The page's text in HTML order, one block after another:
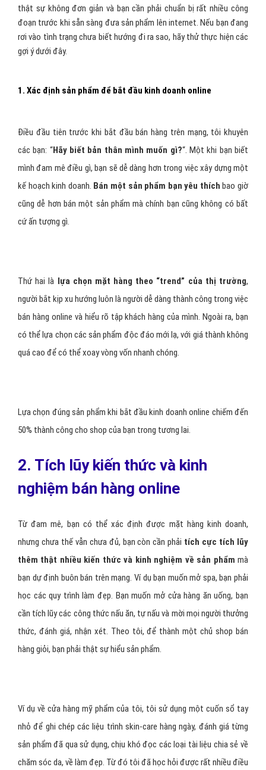
thật sự không đơn giản và bạn cần phải chuẩn bị rất nhiều công
đoạn trước khi sẵn sàng đưa sản phẩm lên internet. Nếu bạn đang
rơi vào tình trạng chưa biết hướng đi ra sao, hãy thử thực hiện các
gợi ý dưới đây.
1. Xác định sản phẩm để bắt đầu kinh doanh online
Điều đầu tiên trước khi bắt đầu bán hàng trên mạng, tôi khuyên
các bạn: “Hãy biết bản thân mình muốn gì?“. Một khi bạn biết
mình đam mê điều gì, bạn sẽ dễ dàng hơn trong việc xây dựng một
kế hoạch kinh doanh. Bán một sản phẩm bạn yêu thích bao giờ
cũng dễ hơn bán một sản phẩm mà chính bạn cũng không có bất
cứ ấn tượng gì.
Thứ hai là lựa chọn mặt hàng theo “trend” của thị trường,
người bắt kịp xu hướng luôn là người dễ dàng thành công trong việc
bán hàng online và hiểu rõ tập khách hàng của mình. Ngoài ra, bạn
có thể lựa chọn các sản phẩm độc đáo mới lạ, với giá thành không
quá cao để có thể xoay vòng vốn nhanh chóng.
Lựa chọn đúng sản phẩm khi bắt đầu kinh doanh online chiếm đến
50% thành công cho shop của bạn trong tương lai.
2. Tích lũy kiến thức và kinh
nghiệm bán hàng online
Từ đam mê, bạn có thể xác định được mặt hàng kinh doanh,
nhưng chưa thế vẫn chưa đủ, bạn còn cần phải tích cực tích lũy
thêm thật nhiều kiến thức và kinh nghiệm về sản phẩm mà
bạn dự định buôn bán trên mạng. Ví dụ bạn muốn mở spa, bạn phải
học các quy trình làm đẹp. Bạn muốn mở cửa hàng ăn uống, bạn
cần tích lũy các công thức nấu ăn, tự nấu và mời mọi người thưởng
thức, đánh giá, nhận xét. Theo tôi, để thành một chủ shop bán
hàng giỏi, bạn phải thật sự hiểu sản phẩm.
Ví dụ về cửa hàng mỹ phẩm của tôi, tôi sử dụng một cuốn sổ tay
nhỏ để ghi chép các liệu trình skin-care hàng ngày, đánh giá từng
sản phẩm đã qua sử dụng, chịu khó đọc các loại tài liệu chia sẻ về
chăm sóc da, về làm đẹp. Từ đó tôi đã học hỏi được rất nhiều điều